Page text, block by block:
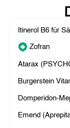
Itinerol B6 für
Zofran
Atarax
Burgerstein
Domperidon-
Emend